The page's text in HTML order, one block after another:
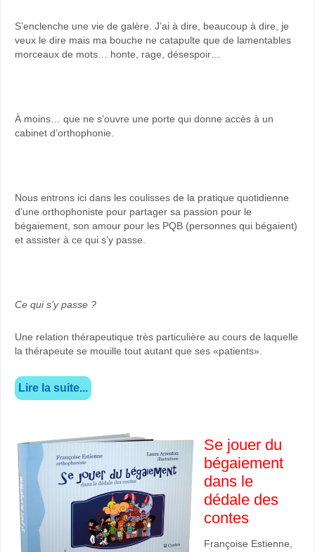
S’enclenche une vie de galère. J’ai à dire, beaucoup à dire, je
veux le dire mais ma bouche ne catapulte que de lamentables
morceaux de mots… honte, rage, désespoir…
À moins… que ne s’ouvre une porte qui donne accès à un
cabinet d’orthophonie.
Nous entrons ici dans les coulisses de la pratique quotidienne
d’une orthophoniste pour partager sa passion pour le
bégaiement, son amour pour les PQB (personnes qui bégaient)
et assister à ce qui s’y passe.
Ce qui s’y passe ?
Une relation thérapeutique très particulière au cours de laquelle
la thérapeute se mouille tout autant que ses «patients».
Lire la suite...
Se jouer du
bégaiement
dans le
dédale des
contes
Françoise Estienne,